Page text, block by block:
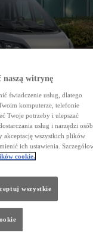
naszą witrynę
świadczenie usług, dlatego
komputerze, telefonie
Twoje potrzeby i ulepszać
usług i narzędzi osób
akceptację wszystkich plików
ich ustawienia.
cookie.
wszystkie